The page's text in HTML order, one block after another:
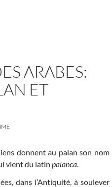
ARABES:
ET
donnent au palan son nom
vient du latin palanca.
dans l’Antiquité, à soulever